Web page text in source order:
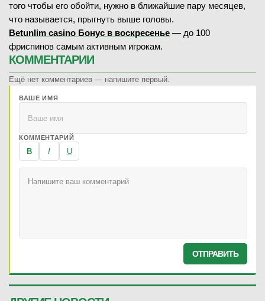
того чтобы его обойти, нужно в ближайшие пару месяцев,
что называется, прыгнуть выше головы.
Betunlim casino Бонус в воскресенье — до 100
фриспинов самым активным игрокам.
КОММЕНТАРИИ
Ещё нет комментариев — напишите первый.
ВАШЕ ИМЯ
КОММЕНТАРИЙ
B I U
ОТПРАВИТЬ